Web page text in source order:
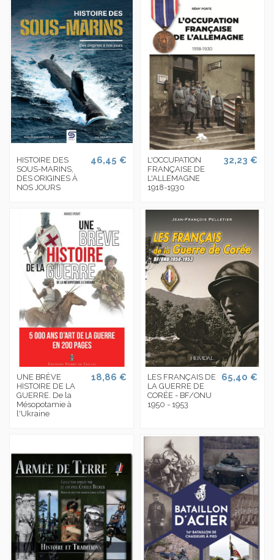
HISTOIRE DES
SOUS-MARINS,
DES ORIGINES À
NOS JOURS
46,45 €
L'OCCUPATION
FRANÇAISE DE
L'ALLEMAGNE
1918-1930
32,23 €
UNE BRÈVE
HISTOIRE DE LA
GUERRE. De la
Mésopotamie à
l'Ukraine
18,86 €
LES FRANÇAIS DE
LA GUERRE DE
CORÉE - BF/ONU
1950 - 1953
65,40 €